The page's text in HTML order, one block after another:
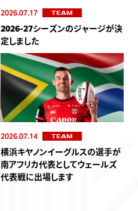
2026.07.17 TEAM
2026-27シーズンのジャージが決
定しました
2026.07.14 TEAM
横浜キヤノンイーグルスの選手が
南アフリカ代表としてウェールズ
代表戦に出場します